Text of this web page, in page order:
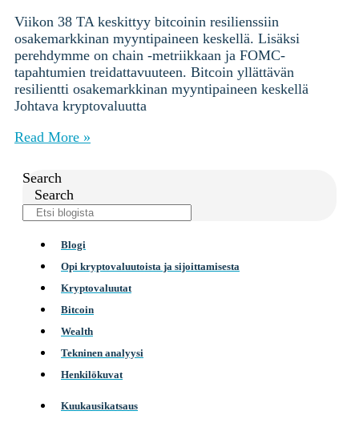
Viikon 38 TA keskittyy bitcoinin resilienssiin
osakemarkkinan myyntipaineen keskellä. Lisäksi
perehdymme on chain -metriikkaan ja FOMC-
tapahtumien treidattavuuteen. Bitcoin yllättävän
resilientti osakemarkkinan myyntipaineen keskellä
Johtava kryptovaluutta
Read More »
Search
Search
Blogi
Opi kryptovaluutoista ja sijoittamisesta
Kryptovaluutat
Bitcoin
Wealth
Tekninen analyysi
Henkilökuvat
Kuukausikatsaus